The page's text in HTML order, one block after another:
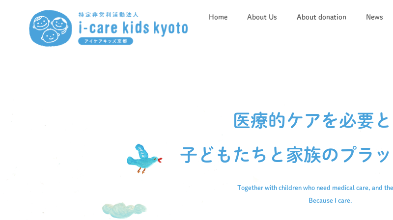
Home About Us About donation News
医療的ケアを必要
子どもたちと 家族のプラ
Together with children who need medical care, and
Because I care.